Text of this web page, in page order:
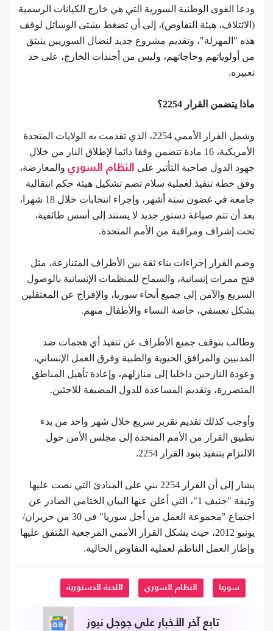
ودعا القوى الوطنية السورية التي هي خارج الكيانات الرسمية
(الائتلاف، هيئة التفاوض)، إلى أن تضغط بشتى الوسائل لوقف
هذه "المهزلة"، وتقديم مشروع جديد لنضال السوريين ينبثق
من أولوياتهم وحاجاتهم، وليس من أجندات الخارج، على حد
تعبيره.
ماذا يتضمن القرار 2254؟
وشمل القرار الأممي 2254، الذي تقدمت به الولايات المتحدة
الأمريكية، 16 مادة تتضمن وقفا دائما لإطلاق النار من خلال
جهود الدول صاحبة التأثير على
النظام السوري والمعارضة،
وفق خطة تنفيذ لعملية سلام تضم تشكيل هيئة حكم انتقالية
جامعة في غضون ستة أشهر، وإجراء انتخابات خلال 18 شهرا،
بعد أن تتم صياغة دستور جديد لا يستند إلى أسس طائفية،
تحت إشراف ومراقبة من الأمم المتحدة.
وضم القرار إجراءات بناء ثقة بين الأطراف المتنازعة، مثل
فتح ممرات إنسانية، والسماح للمنظمات الإنسانية بالوصول
السريع والآمن إلى جميع أنحاء سوريا، والإفراج عن المعتقلين
بشكل تعسفي، خاصة النساء والأطفال منهم.
وطالب بتوقف جميع الأطراف عن تنفيذ أي هجمات ضد
المدنيين والمرافق الحيوية والطبية وفرق العمل الإنساني،
وعودة النازحين داخليا إلى منازلهم، وإعادة تأهيل المناطق
المتضررة، وتقديم المساعدة للدول المضيفة للاجئين.
وأوجب كذلك تقديم تقرير سريع خلال شهر واحد من بدء
تطبيق القرار من الأمم المتحدة إلى مجلس الأمن حول
الالتزام بتنفيذ بنود القرار 2254.
يشار إلى أن القرار 2254 بني على المبادئ التي نصت عليها
وثيقة "جنيف 1"، التي أعلن عنها البيان الختامي الصادر عن
اجتماع "مجموعة العمل من أجل سوريا" في 30 من حزيران/
يونيو 2012، حيث يشكل القرار الأممي المرجعية المُتفق عليها
وإطار العمل الناظم لعملية التفاوض الحالية.
سوريا النظام السوري اللجنة الدستورية
تابع آخر الأخبار على جوجل نيوز